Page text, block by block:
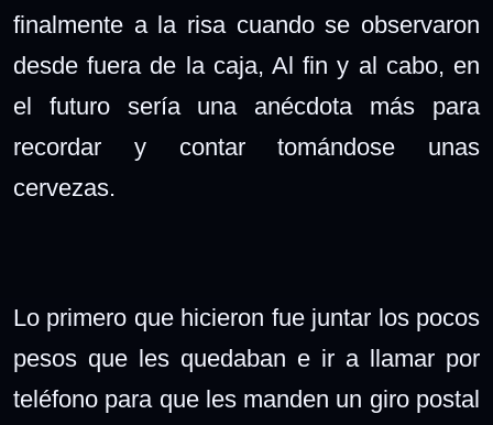
finalmente a la risa cuando se observaron
desde fuera de la caja, Al fin y al cabo, en
el futuro sería una anécdota más para
recordar y contar tomándose unas
cervezas.
Lo primero que hicieron fue juntar los pocos
pesos que les quedaban e ir a llamar por
teléfono para que les manden un giro postal